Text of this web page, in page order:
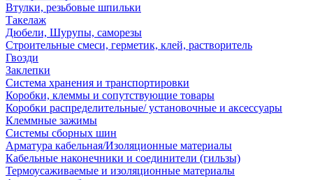
Втулки, резьбовые шпильки
Такелаж
Дюбели, Шурупы, саморезы
Строительные смеси, герметик, клей, растворитель
Гвозди
Заклепки
Система хранения и транспортировки
Коробки, клеммы и сопутствующие товары
Коробки распределительные/ установочные и аксессуары
Клеммные зажимы
Системы сборных шин
Арматура кабельная/Изоляционные материалы
Кабельные наконечники и соединители (гильзы)
Термоусаживаемые и изоляционные материалы